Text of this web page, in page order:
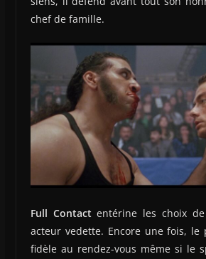
chef de famille.
Full Contact entérine les choix
acteur vedette. Encore une fois, le
fidèle au rendez-vous même si le